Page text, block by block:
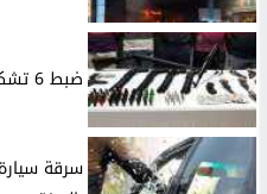
ضبط 6 تشكيلات عصابية في حملة أمنية
سرقة